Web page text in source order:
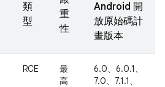
類
型
重
性
Android 開
放原始碼計
畫版本
RCE
最
高
6.0、6.0.1、
7.0、7.1.1、